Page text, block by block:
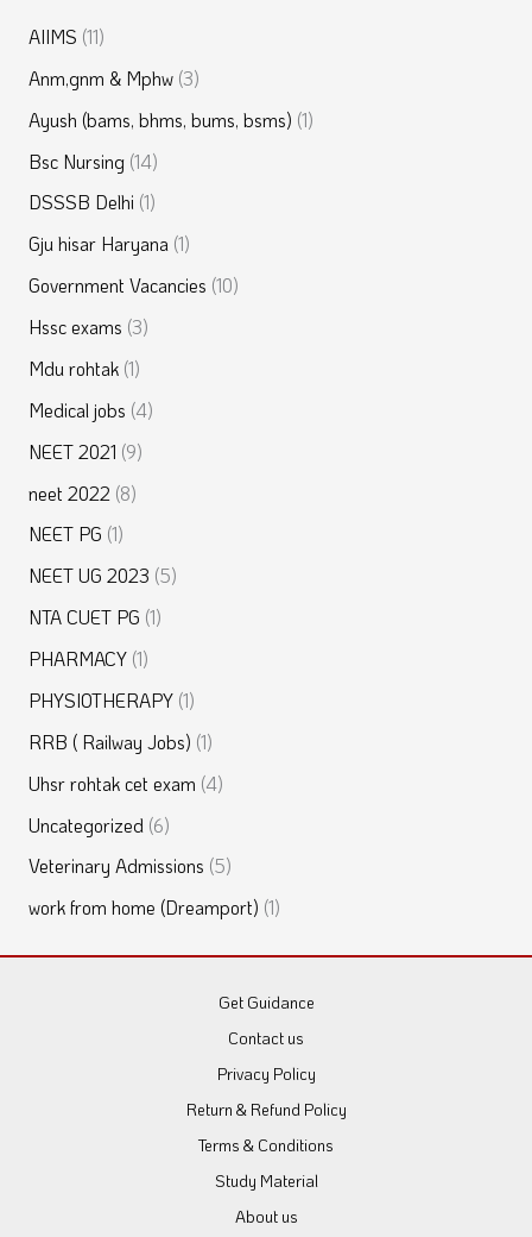
AIIMS (11)
Anm,gnm & Mphw(3)
Ayush (bams, bhms, bums, bsms) (1)
Bsc Nursing(14)
DSSSB Delhi (1)
Gju hisar Haryana(1)
Government Vacancies (10)
Hssc exams (3)
Mdu rohtak(1)
Medical jobs (4)
NEET 2021 (9)
neet 2022 (8)
NEET PG (1)
NEET UG 2023 (5)
NTA CUET PG (1)
PHARMACY(1)
PHYSIOTHERAPY(1)
RRB ( Railway Jobs) (1)
Uhsr rohtak cet exam (4)
Uncategorized (6)
Veterinary Admissions (5)
work from home (Dreamport) (1)
Get Guidance
Contact us
Privacy Policy
Return & Refund Policy
Terms & Conditions
Study Material
About us